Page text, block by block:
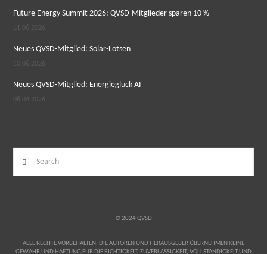
Future Energy Summit 2026: QVSD-Mitglieder sparen 10 %
11.06.2026
Neues QVSD-Mitglied: Solar-Lotsen
10.06.2026
Neues QVSD-Mitglied: Energieglück AI
08.04.2026
© 2024 QVSD
ALLE RECHTE VORBEHALTEN. DIE AUTOREN UND HERAUSGEBER ÜBERNEHMEN KEINE
GEWÄHR UND HAFTUNG FÜR DIE RICHTIGKEIT, ZUVERLÄSSIGKEIT, VOLLSTÄNDIGKEIT UND